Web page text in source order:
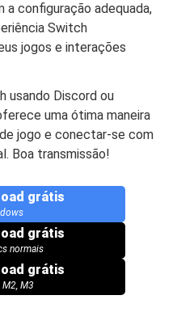
a configuração adequada,
Switch
jogos e interações
usando Discord ou
uma ótima maneira
jogo e conectar-se com
Boa transmissão!
grátis
grátis
normais
grátis
M2, M3